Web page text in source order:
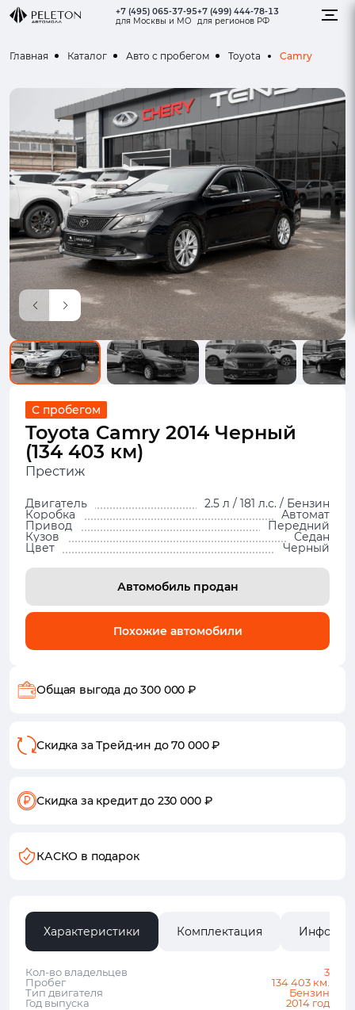
+7 (495) 065-37-95
для Москвы и МО
+7 (499) 444-78-13
для регионов РФ
Главная Каталог Авто с пробегом Toyota Camry
С пробегом
Toyota Camry 2014 Черный
(134 403 км)
Престиж
Двигатель 2.5 л / 181 л.с. / Бензин
Коробка Автомат
Привод Передний
Кузов Седан
Цвет Черный
Автомобиль продан
Похожие автомобили
Общая выгода до 300 000 ₽
Скидка за Трейд-ин до 70 000 ₽
Скидка за кредитдо 230 000 ₽
КАСКО в подарок
Характеристики Комплектация
Кол-во владельцев
3
Пробег
134 403 км.
Тип двигателя
Бензин
Год выпуска
2014 год